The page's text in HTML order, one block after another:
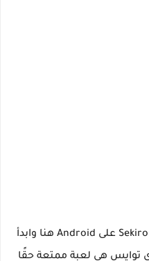
احصل على Sekiro Shadows Die Twice على Android هنا وابدأ
توايس هي لعبة ممتعة حقًا